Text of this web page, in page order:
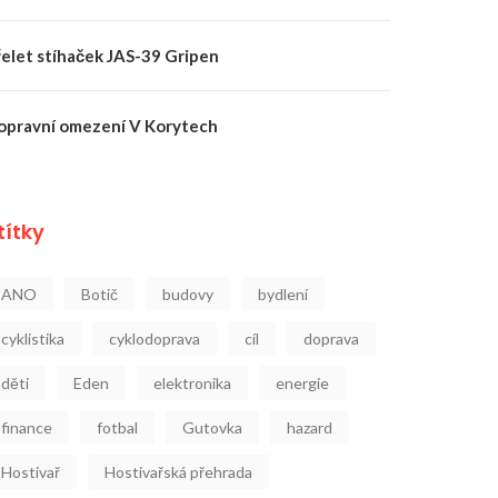
stíhaček JAS-39 Gripen
omezení V Korytech
ANO Botič budovy bydlení
cyklistika cyklodoprava cíl doprava
děti Eden elektronika energie
finance fotbal Gutovka hazard
Hostivař Hostivařská přehrada